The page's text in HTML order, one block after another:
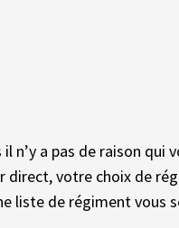
il n’y a pas de raison
direct, votre choix de
liste de régiment vous